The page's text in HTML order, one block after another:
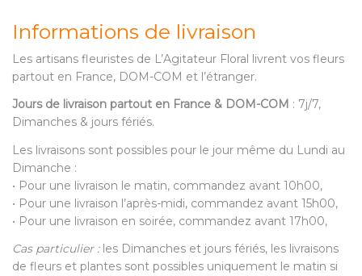
Informations de livraison
Les artisans fleuristes de L’Agitateur Floral livrent vos fleurs
partout en France, DOM-COM et l’étranger.
Jours de livraison partout en France & DOM-COM : 7j/7,
Dimanches & jours fériés.
Les livraisons sont possibles pour le jour même du Lundi au
Dimanche :
• Pour une livraison le matin, commandez avant 10h00,
• Pour une livraison l’après-midi, commandez avant 15h00,
• Pour une livraison en soirée, commandez avant 17h00,
Cas particulier :les Dimanches et jours fériés, les livraisons
de fleurs et plantes sont possibles uniquement le matin si